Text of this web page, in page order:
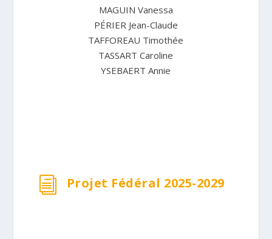
MAGUIN Vanessa
PÉRIER Jean-Claude
TAFFOREAU Timothée
TASSART Caroline
YSEBAERT Annie
i Projet Fédéral 2025-2029